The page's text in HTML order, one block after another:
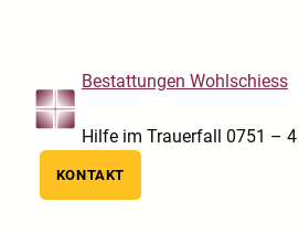
Bestattungen Wohlschiess
Hilfe im Trauerfall 0751 –
KONTAKT